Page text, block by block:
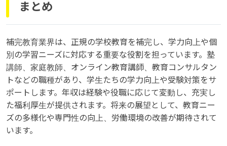
まとめ
補完教育業界は、正規の学校教育を補完し、学力向上や個
別の学習ニーズに対応する重要な役割を担っています。塾
講師、家庭教師、オンライン教育講師、教育コンサルタン
トなどの職種があり、学生たちの学力向上や受験対策をサ
ポートします。年収は経験や役職に応じて変動し、充実し
た福利厚生が提供されます。将来の展望として、教育ニー
ズの多様化や専門性の向上、労働環境の改善が期待されて
います。